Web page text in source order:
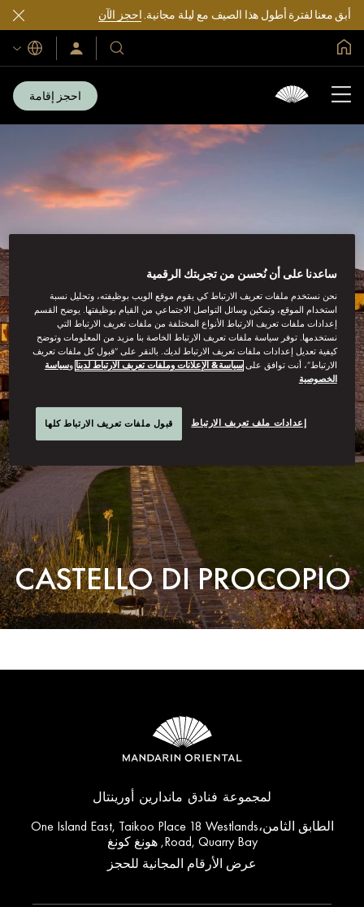
أبق معنا لفترة أطول هذا الصيف مع ليلة مجانية.احجز الآن
فنادقنا
ومنتجعاتنا
سجّل
الدخول/
اللغات
احجز إقامة
CASTELLO DI PROCOPIO
لمجموعة فنادق ماندارين أورينتال
الطابق الثامن،One Island East, Taikoo Place 18 Westlands
Road, Quarry Bay, هونغ كونغ
عرض الأرقام المجانية للحجز
ساعدنا على أن نُحسن من تجربتك الرقمية
نحن نستخدم ملفات تعريف الارتباط كي يقوم موقع الويب بوظيفته، وتحليل نسبة
استخدام الموقع، وتمكين وسائل التواصل الاجتماعي من القيام بوظيفتها. يوضح القسم
إعدادات ملفات تعريف الارتباط الأنواع المختلفة من ملفات تعريف الارتباط التي
نستخدمها. توفر سياسة ملفات تعريف الارتباط الخاصة بنا مزيد من المعلومات وتوضح
كيفية تعديل إعدادات ملفات تعريف الارتباط لديك. بالنقر على “قبول كل ملفات تعريف
الارتباط”، أنت توافق علىسياسة& الإعلانات وملفات تعريف الارتباط لدينا وسياسة
الخصوصية
إعدادات ملف تعريف الارتباط قبول ملفات تعريف الارتباط كلها